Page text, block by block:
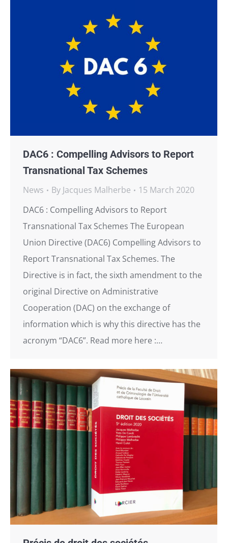
DAC6 : Compelling Advisors to Report
Transnational Tax Schemes
News By Jacques Malherbe
15 March 2020
DAC6 : Compelling Advisors to Report
Transnational Tax Schemes The European
Union Directive (DAC6) Compelling Advisors to
Report Transnational Tax Schemes. The
Directive is in fact, the sixth amendment to the
original Directive on Administrative
Cooperation (DAC) on the exchange of
information which is why this directive has the
acronym “DAC6”. Read more here :…